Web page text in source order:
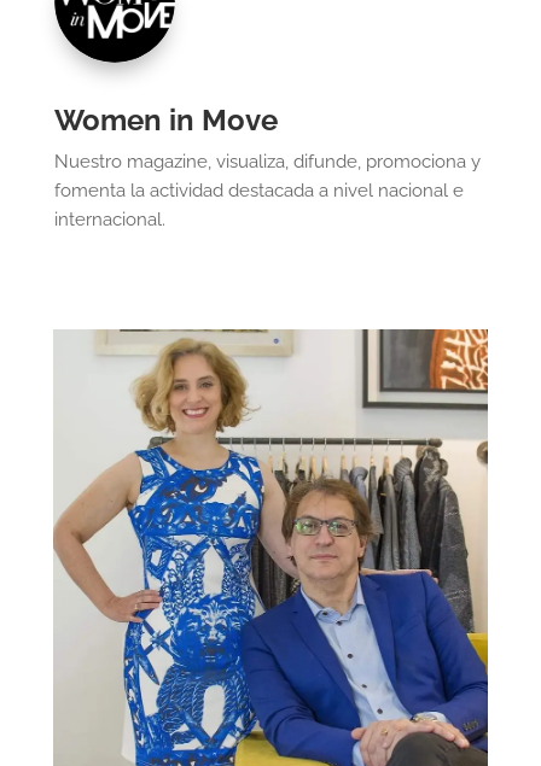
Women in Move
Nuestro magazine, visualiza, difunde, promociona y
fomenta la actividad destacada a nivel nacional e
internacional.